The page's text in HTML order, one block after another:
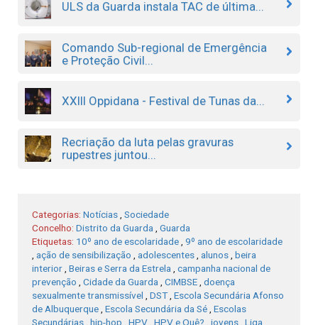
ULS da Guarda instala TAC de última...
Comando Sub-regional de Emergência
e Proteção Civil...
XXIII Oppidana - Festival de Tunas da...
Recriação da luta pelas gravuras
rupestres juntou...
Categorias: Notícias Sociedade
Concelho: Distrito da Guarda
Guarda
Etiquetas: 10º ano de escolaridade 9º ano de escolaridade
ação de sensibilização adolescentes alunos beira
interior Beiras e Serra da Estrela
campanha nacional de
prevenção
Cidade da Guarda CIMBSE doença
sexualmente transmissível
DST, Escola Secundária Afonso
de Albuquerque Escola Secundária da Sé Escolas
Secundárias hip-hop HPV HPV e Quê? jovens Liga